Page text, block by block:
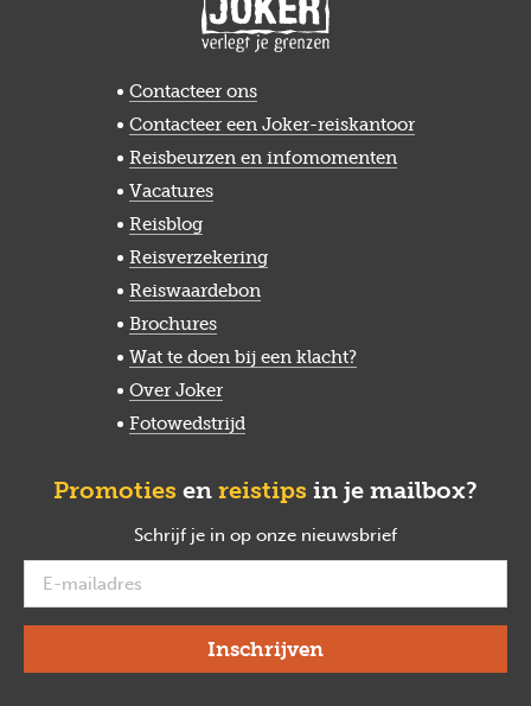
Contacteer ons
Contacteer een Joker-reiskantoor
Reisbeurzen en infomomenten
Vacatures
Reisblog
Reisverzekering
Reiswaardebon
Brochures
Wat te doen bij een klacht?
Over Joker
Fotowedstrijd
Promoties en reistips in je mailbox?
Schrijf je in op onze nieuwsbrief